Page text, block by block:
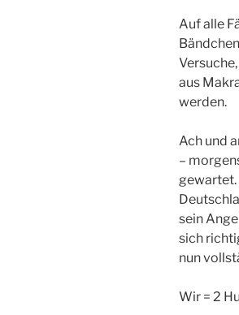
Auf alle
aus
werden.
Ach und
–
gewartet.
sein
sich
nun
Wir = 2